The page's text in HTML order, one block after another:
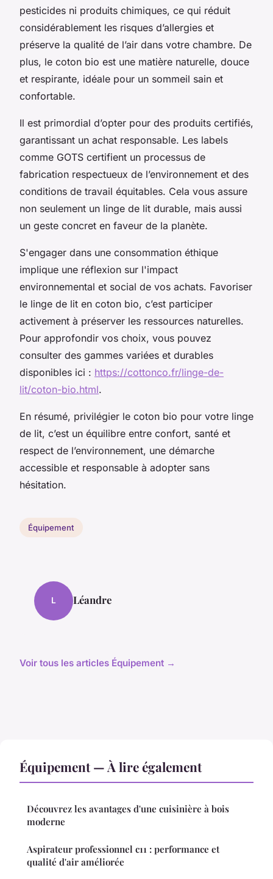
pesticides ni produits chimiques, ce qui réduit
considérablement les risques d’allergies et
préserve la qualité de l’air dans votre chambre. De
plus, le coton bio est une matière naturelle, douce
et respirante, idéale pour un sommeil sain et
confortable.
Il est primordial d’opter pour des produits certifiés,
garantissant un achat responsable. Les labels
comme GOTS certifient un processus de
fabrication respectueux de l’environnement et des
conditions de travail équitables. Cela vous assure
non seulement un linge de lit durable, mais aussi
un geste concret en faveur de la planète.
S'engager dans une consommation éthique
implique une réflexion sur l'impact
environnemental et social de vos achats. Favoriser
le linge de lit en coton bio, c’est participer
activement à préserver les ressources naturelles.
Pour approfondir vos choix, vous pouvez
consulter des gammes variées et durables
disponibles ici : https://cottonco.fr/linge-de-
lit/coton-bio.html.
En résumé, privilégier le coton bio pour votre linge
de lit, c’est un équilibre entre confort, santé et
respect de l’environnement, une démarche
accessible et responsable à adopter sans
hésitation.
Équipement
L Léandre
Voir tous les articles Équipement →
Équipement — À lire également
Découvrez les avantages d'une cuisinière à bois
moderne
Aspirateur professionnel c11 : performance et
qualité d'air améliorée